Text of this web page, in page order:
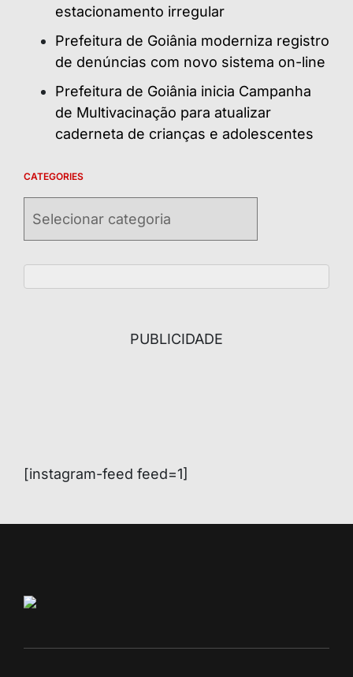
estacionamento irregular
Prefeitura de Goiânia moderniza registro
de denúncias com novo sistema on-line
Prefeitura de Goiânia inicia Campanha
de Multivacinação para atualizar
caderneta de crianças e adolescentes
CATEGORIES
PUBLICIDADE
[instagram-feed feed=1]